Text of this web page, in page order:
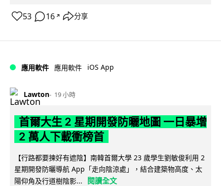
53 16 ↗ 分享
應用軟件 應用軟件 iOS App
Lawton 19 小時
首爾大生 2 星期開發防曬地圖 一日暴增
2 萬人下載衝榜首
【行路都要揀好有遮陰】南韓首爾大學 23 歲學生劉敏俊利用 2
星期開發防曬導航 App「走向陰涼處」，結合建築物高度、太
陽仰角及行道樹陰影...
閱讀全文